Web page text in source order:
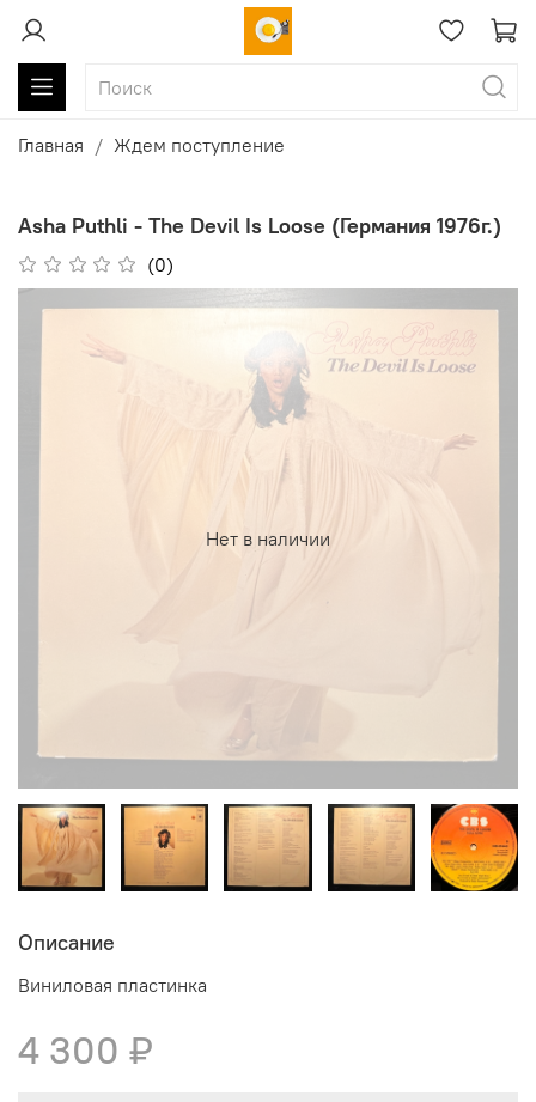
Главная Ждем поступление
Asha Puthli - The Devil Is Loose (Германия 1976г.)
(0)
Нет в наличии
Описание
Виниловая пластинка
4 300 ₽